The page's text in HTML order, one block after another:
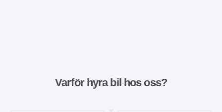
Varför hyra bil hos oss?